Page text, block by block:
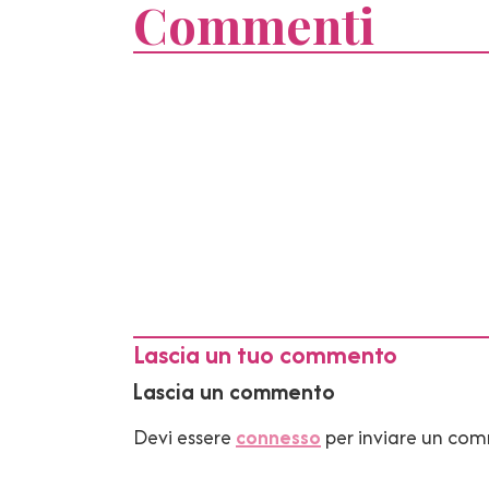
Commenti
Lascia un tuo commento
Lascia un commento
Devi essere connesso per inviare un